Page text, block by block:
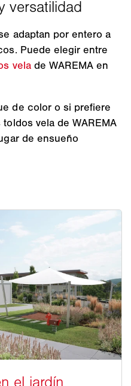
adaptan por entero a
Puede elegir entre
velade WAREMA en
de color o si prefiere
vela de WAREMA
de ensueño